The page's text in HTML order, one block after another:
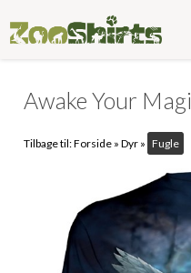
Awake Your
Tilbage til:Forside »Dyr » Fugle